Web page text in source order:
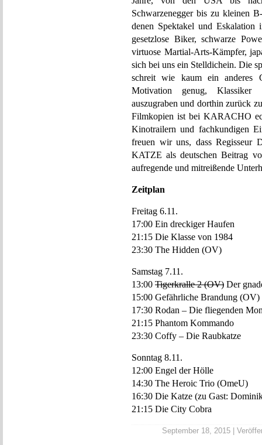
Schwarzenegger bis zu kleinen
denen Spektakel und Eskalation
gesetzlose Biker, schwarze
virtuose Martial-Arts-Kämpfer,
sich bei uns ein Stelldichein. Die
schreit wie kaum ein anderes
Motivation genug, Klassiker
auszugraben und dorthin zurück
Filmkopien ist bei KARACHO
Kinotrailern und fachkundigen
freuen wir uns, dass Regisseur
KATZE als deutschen Beitrag
aufregende und mitreißende
Zeitplan
Freitag 6.11.
17:00 Ein dreckiger Haufen
21:15 Die Klasse von 1984
23:30 The Hidden (OV)
Samstag 7.11.
13:00 Tigerkralle 2 (OV) Der
15:00 Gefährliche Brandung (OV)
17:30 Rodan – Die fliegenden
21:15 Phantom Kommando
23:30 Coffy – Die Raubkatze
Sonntag 8.11.
12:00 Engel der Hölle
14:30 The Heroic Trio (OmeU)
16:30 Die Katze (zu Gast:
21:15 Die City Cobra
September 18, 2015 |